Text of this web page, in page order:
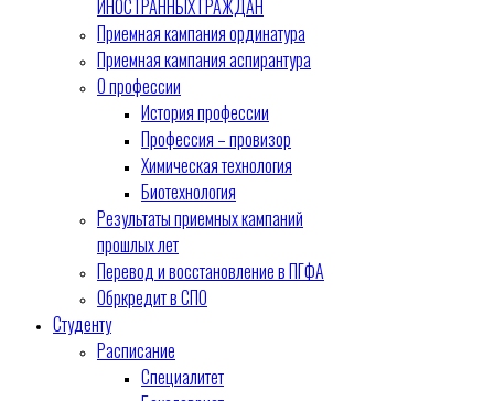
ИНОСТРАННЫХ ГРАЖДАН
Приемная кампания ординатура
Приемная кампания аспирантура
О профессии
История профессии
Профессия – провизор
Химическая технология
Биотехнология
Результаты приемных кампаний
прошлых лет
Перевод и восстановление в ПГФА
Обркредит в СПО
Студенту
Расписание
Специалитет